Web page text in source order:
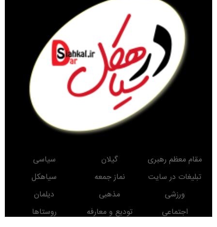
مقام معظم رهبری گیلان
سیاسی
تبلیغات در سایت
نماز جمعه
سیاهکل
ورزشی
مذهبی
دیلمان
اجتماعی
تودیع و معارفه
روستاها